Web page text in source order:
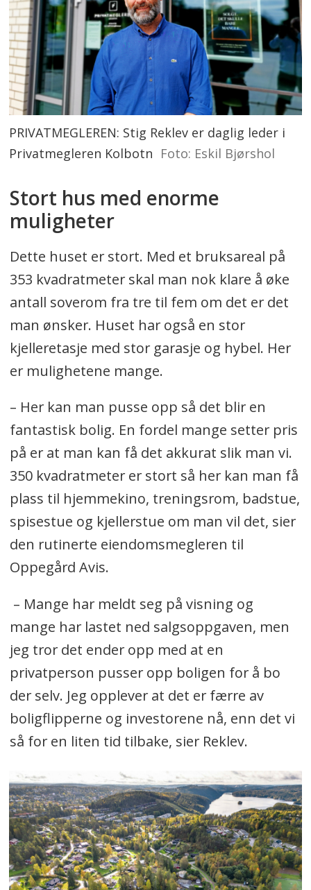
PRIVATMEGLEREN: Stig Reklev er daglig leder i
Privatmegleren Kolbotn Foto: Eskil Bjørshol
Stort hus med enorme
muligheter
Dette huset er stort. Med et bruksareal på
353 kvadratmeter skal man nok klare å øke
antall soverom fra tre til fem om det er det
man ønsker. Huset har også en stor
kjelleretasje med stor garasje og hybel. Her
er mulighetene mange.
– Her kan man pusse opp så det blir en
fantastisk bolig. En fordel mange setter pris
på er at man kan få det akkurat slik man vi.
350 kvadratmeter er stort så her kan man få
plass til hjemmekino, treningsrom, badstue,
spisestue og kjellerstue om man vil det, sier
den rutinerte eiendomsmegleren til
Oppegård Avis.
– Mange har meldt seg på visning og
mange har lastet ned salgsoppgaven, men
jeg tror det ender opp med at en
privatperson pusser opp boligen for å bo
der selv. Jeg opplever at det er færre av
boligflipperne og investorene nå, enn det vi
så for en liten tid tilbake, sier Reklev.